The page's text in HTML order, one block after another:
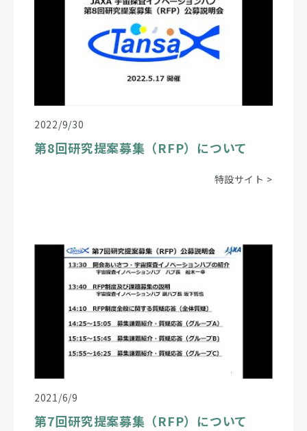
2022/9/30
第8回研究提案募集（RFP）について
特設サイト >
2021/6/9
第7回研究提案募集（RFP）について